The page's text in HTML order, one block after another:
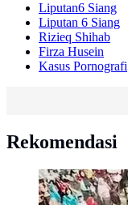
Liputan6 Siang
Liputan 6 Siang
Rizieq Shihab
Firza Husein
Kasus Pornografi
Rekomendasi